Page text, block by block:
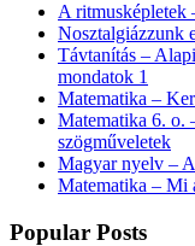
A ritmusképletek
Nosztalgiázzunk
Távtanítás –
mondatok 1
Matematika –
Matematika 6. o.
szögműveletek
Magyar nyelv –
Matematika – Mi
Popular Posts